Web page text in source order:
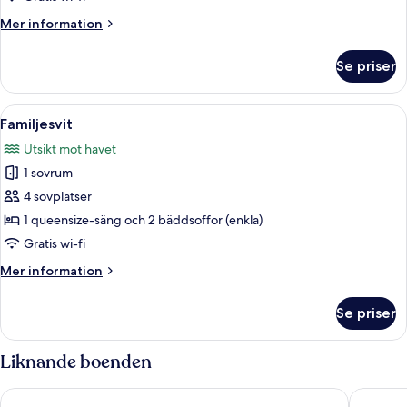
Mer information
Mer
Se priser
Öppna
alla
foton
för
Familjesvit
En snyggt bäddad säng med vita
3
Familjesvit
Utsikt mot havet
1 sovrum
4 sovplatser
1 queensize-säng och 2 bäddsoffor (enkla)
Gratis wi-fi
Mer information
Mer
Se priser
Liknande boenden
Mythos Platanias Atrion